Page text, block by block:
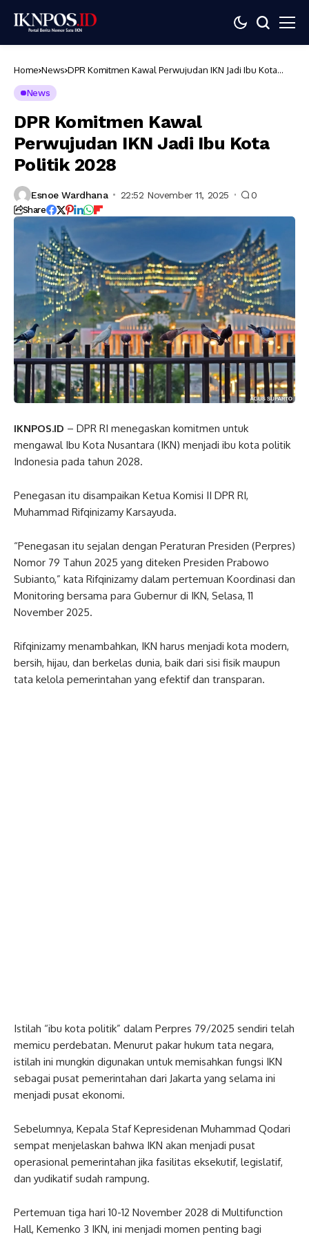
Home News DPR Komitmen Kawal Perwujudan IKN Jadi Ibu Kota
News
DPR Komitmen Kawal
Perwujudan IKN Jadi Ibu Kota
Politik 2028
Esnoe Wardhana 22:52 November 11, 2025 0
Share
IKNPOS.ID – DPR RI menegaskan komitmen untuk
mengawal Ibu Kota Nusantara (IKN) menjadi ibu kota politik
Indonesia pada tahun 2028.
Penegasan itu disampaikan Ketua Komisi II DPR RI,
Muhammad Rifqinizamy Karsayuda.
“Penegasan itu sejalan dengan Peraturan Presiden (Perpres)
Nomor 79 Tahun 2025 yang diteken Presiden Prabowo
Subianto,” kata Rifqinizamy dalam pertemuan Koordinasi dan
Monitoring bersama para Gubernur di IKN, Selasa, 11
November 2025.
Rifqinizamy menambahkan, IKN harus menjadi kota modern,
bersih, hijau, dan berkelas dunia, baik dari sisi fisik maupun
tata kelola pemerintahan yang efektif dan transparan.
Istilah “ibu kota politik” dalam Perpres 79/2025 sendiri telah
memicu perdebatan. Menurut pakar hukum tata negara,
istilah ini mungkin digunakan untuk memisahkan fungsi IKN
sebagai pusat pemerintahan dari Jakarta yang selama ini
menjadi pusat ekonomi.
Sebelumnya, Kepala Staf Kepresidenan Muhammad Qodari
sempat menjelaskan bahwa IKN akan menjadi pusat
operasional pemerintahan jika fasilitas eksekutif, legislatif,
dan yudikatif sudah rampung.
Pertemuan tiga hari 10-12 November 2028 di Multifunction
Hall, Kemenko 3 IKN, ini menjadi momen penting bagi